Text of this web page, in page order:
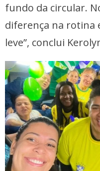
fundo da circular.
diferença na rotina
leve”, conclui